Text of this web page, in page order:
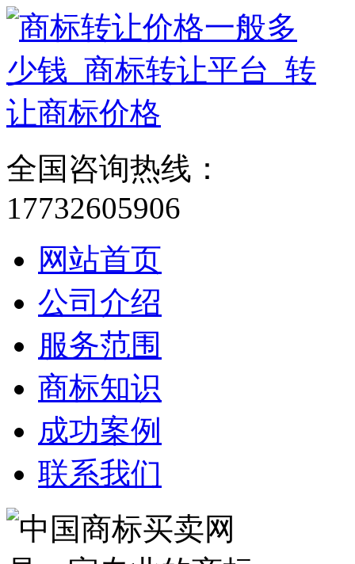
全国咨询热线：
17732605906
网站首页
公司介绍
服务范围
商标知识
成功案例
联系我们